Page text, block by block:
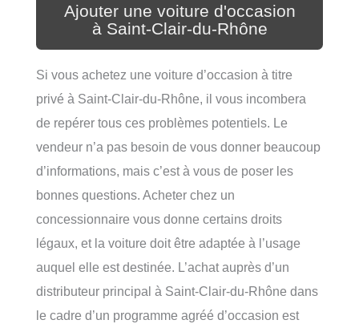
Ajouter une voiture d'occasion
à Saint-Clair-du-Rhône
Si vous achetez une voiture d’occasion à titre
privé à Saint-Clair-du-Rhône, il vous incombera
de repérer tous ces problèmes potentiels. Le
vendeur n’a pas besoin de vous donner beaucoup
d’informations, mais c’est à vous de poser les
bonnes questions. Acheter chez un
concessionnaire vous donne certains droits
légaux, et la voiture doit être adaptée à l’usage
auquel elle est destinée. L’achat auprès d’un
distributeur principal à Saint-Clair-du-Rhône dans
le cadre d’un programme agréé d’occasion est